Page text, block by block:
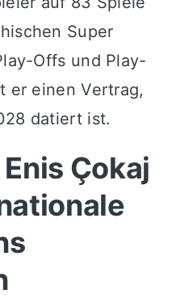
Super
Offs und Play-
er einen Vertrag,
datiert ist.
Çokaj